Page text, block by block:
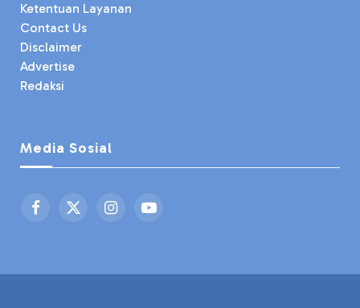
Ketentuan Layanan
Contact Us
Disclaimer
Advertise
Redaksi
Media Sosial
Facebook
X
InstagramYouTube